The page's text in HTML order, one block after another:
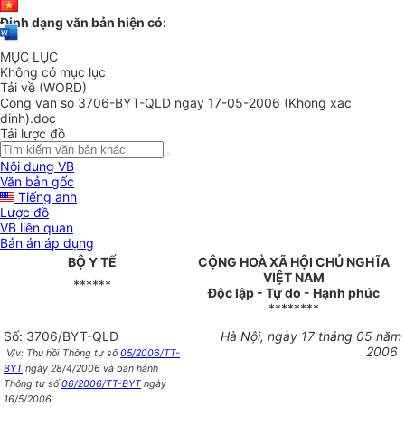
Định dạng văn bản hiện có:
MỤC LỤC
Không có mục lục
Tải về (WORD)
Cong van so 3706-BYT-QLD ngay 17-05-2006 (Khong xac
dinh).doc
Tải lược đồ
Nội dung VB
Văn bản gốc
Tiếng anh
Lược đồ
VB liên quan
Bản án áp dụng
BỘ Y TẾ
******
CỘNG HOÀ XÃ HỘI CHỦ NGHĨA
VIỆT NAM
Độc lập - Tự do - Hạnh phúc
********
Số: 3706/BYT-QLD
V/v: Thu hồi Thông tư số05/2006/TT-
BYT ngày 28/4/2006 và ban hành
Thông tư số 06/2006/TT-BYT ngày
16/5/2006
Hà Nội, ngày 17 tháng 05 năm
2006